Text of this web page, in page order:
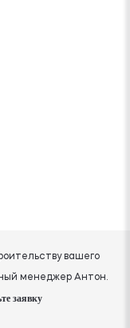
вашего
менеджер Антон.
заявку